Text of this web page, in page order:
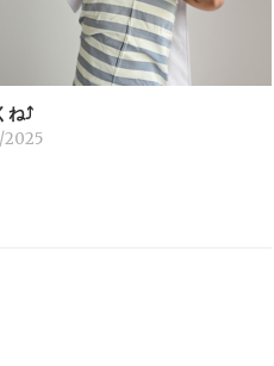
ね⤴︎
2025